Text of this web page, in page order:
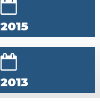
2015
2013